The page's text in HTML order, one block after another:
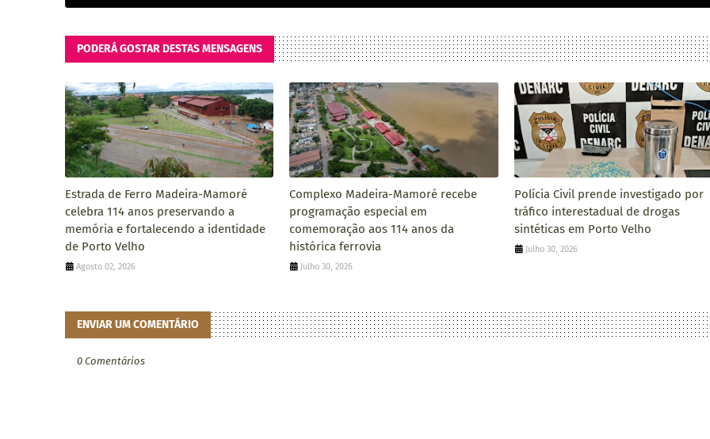
PODERÁ GOSTAR DESTAS MENSAGENS
Estrada de Ferro Madeira-Mamoré
celebra 114 anos preservando a
memória e fortalecendo a identidade
de Porto Velho
Agosto 02, 2026
Complexo Madeira-Mamoré recebe
programação especial em
comemoração aos 114 anos da
histórica ferrovia
Julho 30, 2026
Polícia Civil prende investigado por
tráfico interestadual de drogas
sintéticas em Porto Velho
Julho 30, 2026
ENVIAR UM COMENTÁRIO
0 Comentários